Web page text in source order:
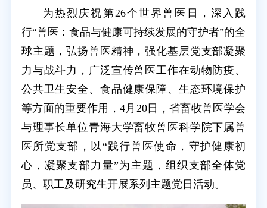
为热烈庆祝第26个世界兽医日，深入践
行“兽医：食品与健康可持续发展的守护者”的全
球主题，弘扬兽医精神，强化基层党支部凝聚
力与战斗力，广泛宣传兽医工作在动物防疫、
公共卫生安全、食品健康保障、生态环境保护
等方面的重要作用，4月20日，省畜牧兽医学会
与理事长单位青海大学畜牧兽医科学院下属兽
医所党支部，以“践行兽医使命，守护健康初
心，凝聚支部力量”为主题，组织支部全体党
员、职工及研究生开展系列主题党日活动。